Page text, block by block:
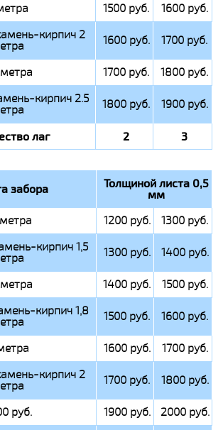
1500 руб.
1600 руб.
кирпич 2
1600 руб. 1700 руб.
1700 руб.
1800 руб.
кирпич 2.5
1800 руб. 1900 руб.
лаг 2 3
забора Толщиной листа 0,5
мм
1200 руб.
1300 руб.
кирпич 1,5
1300 руб. 1400 руб.
1400 руб.
1500 руб.
кирпич 1,8
1500 руб. 1600 руб.
1600 руб.
1700 руб.
кирпич 2
1700 руб. 1800 руб.
руб. 1900 руб.
2000 руб.